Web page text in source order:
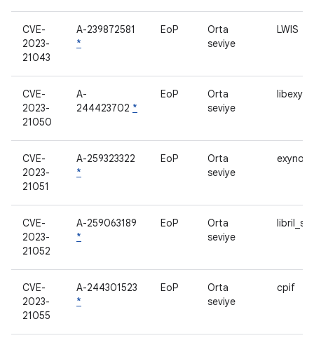
CVE-
2023-
21043
A-239872581
*
EoP
Orta
seviye
LWIS
CVE-
2023-
21050
A-
244423702 *
EoP
Orta
seviye
CVE-
2023-
21051
A-259323322
*
EoP
Orta
seviye
exynos
CVE-
2023-
21052
A-259063189
*
EoP
Orta
seviye
CVE-
2023-
21055
A-244301523
*
EoP
Orta
seviye
cpif